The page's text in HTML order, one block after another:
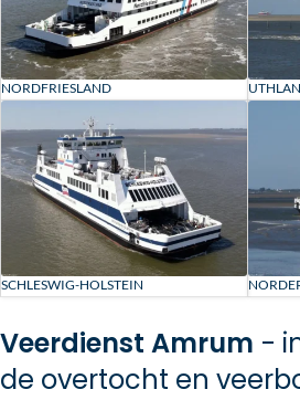
NORDFRIESLAND
SCHLESWIG-HOLSTEIN
Veerdienst Amrum -
de overtocht en